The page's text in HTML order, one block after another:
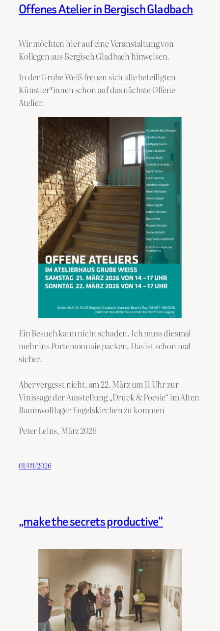
Offenes Atelier in Bergisch Gladbach
Wir möchten hier auf eine Veranstaltung von
Kollegen aus Bergisch Gladbach hinweisen.
In der Grube Weiß freuen sich alle beteiligten
Künstler*innen schon auf das nächste Offene
Atelier.
Ein Besuch kann nicht schaden. Ich muss diesmal
mehr ins Portemonnaie packen. Das ist schon mal
sicher.
Aber vergesst nicht, am 22. März um 11 Uhr zur
Vinissage der Ausstellung „Druck & Poesie“ im Alten
Baumwolllager Engelskirchen zu kommen
Peter Leins, März 2026
01/03/2026
„make the secrets productive“